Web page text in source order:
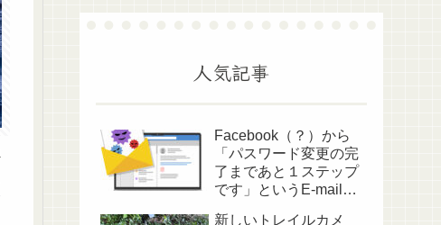
人気記事
Facebook（？）から
「パスワード変更の完
了まであと１ステップ
です」というE-mailが
新しいトレイルカメ